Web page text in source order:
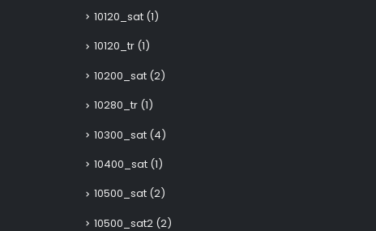
10120_sat (1)
10120_tr (1)
10200_sat (2)
10280_tr (1)
10300_sat (4)
10400_sat (1)
10500_sat (2)
10500_sat2 (2)